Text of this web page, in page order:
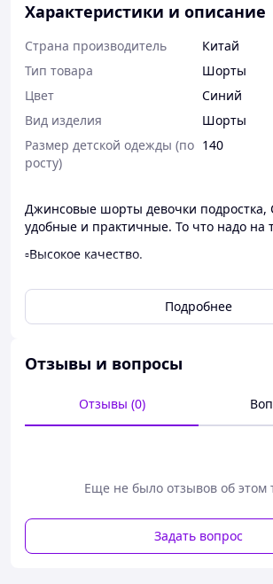
Характеристики и описание
Страна производитель
Китай
Тип товара
Шорты
Цвет
Синий
Вид изделия
Шорты
Размер детской одежды (по
росту)
140
Джинсовые шорты девочки подростка,
удобные и практичные. То что надо на
▫️Высокое качество.
▫️Уже не первый год наши клиенты
нам, чтобы сделать повторный заказ и
соответствует своей стоимости.
Подробнее
Отзывы и вопросы
Отзывы (0)
Еще не было отзывов об этом
Задать вопрос